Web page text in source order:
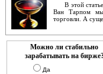
В этой статье
Ван Тарпом мы
торговли. А
Можно ли стабильно
зарабатывать на
Да